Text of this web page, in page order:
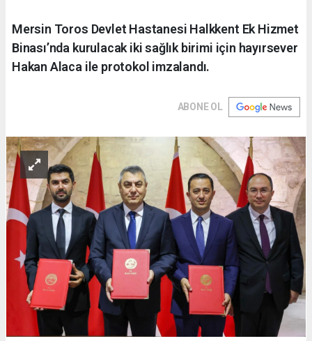
Mersin Toros Devlet Hastanesi Halkkent Ek Hizmet
Binası’nda kurulacak iki sağlık birimi için hayırsever
Hakan Alaca ile protokol imzalandı.
ABONE OL